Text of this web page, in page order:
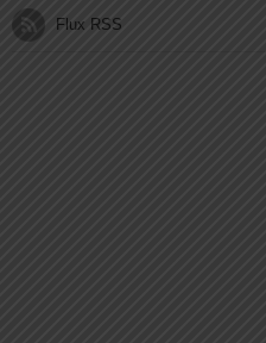
Flux RSS